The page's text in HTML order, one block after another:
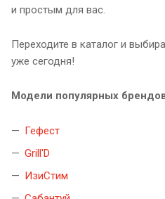
и простым для вас.
Переходите в каталог и
уже сегодня!
Модели популярных
Гефест
Grill'D
ИзиСтим